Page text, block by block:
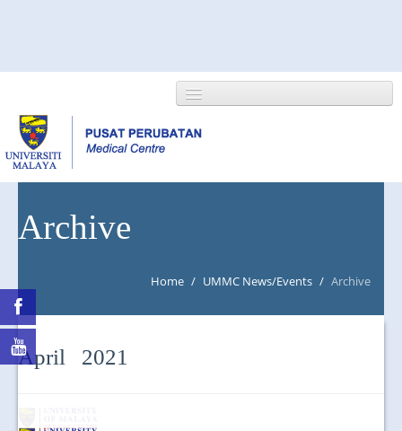
NEWS/EVENTS
Archive
Home / UMMC News/Events / Archive
April 2021